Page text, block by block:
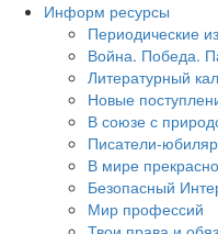
Информ ресурсы
Периодические
Война. Победа.
Литературный
Новые
В союзе с
Писатели-
В мире
Безопасный
Мир профессий